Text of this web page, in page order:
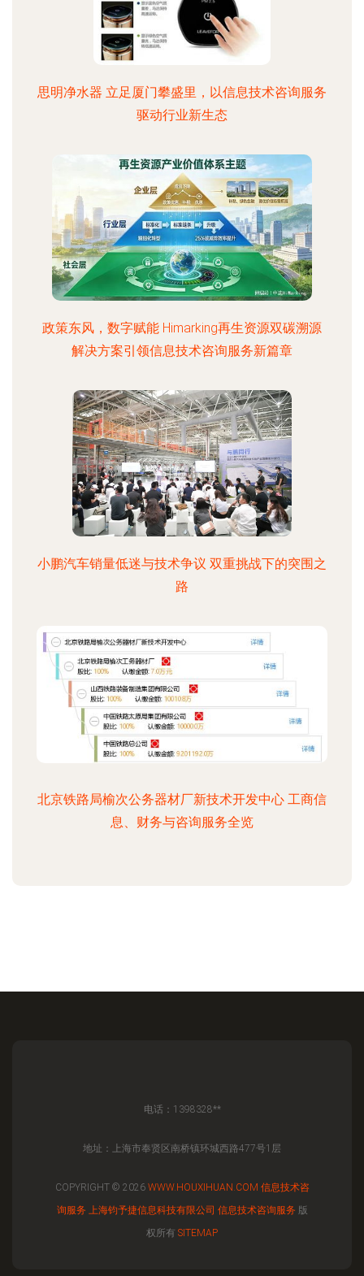
思明净水器 立足厦门攀盛里，以信息技术咨询服务
驱动行业新生态
政策东风，数字赋能 Himarking再生资源双碳溯源
解决方案引领信息技术咨询服务新篇章
小鹏汽车销量低迷与技术争议 双重挑战下的突围之
路
北京铁路局榆次公务器材厂新技术开发中心 工商信
息、财务与咨询服务全览
电话：1398328**
地址：上海市奉贤区南桥镇环城西路477号1层
COPYRIGHT © 2026 WWW.HOUXIHUAN.COM 信息技术咨
询服务 上海钧予捷信息科技有限公司 信息技术咨询服务 版
权所有 SITEMAP